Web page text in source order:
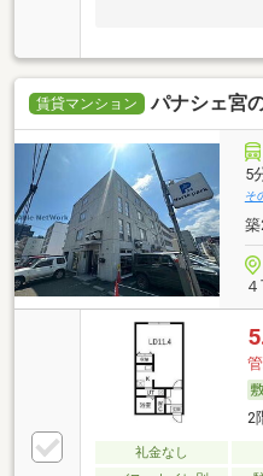
賃貸マンション パナシェ宮
5
そ
2
礼金なし